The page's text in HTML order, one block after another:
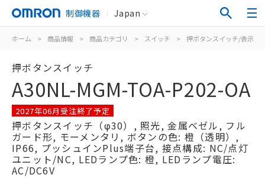
制御機器 Japan
ホーム > 商品情報 > 商品カテゴリ > スイッチ > 押ボタンスイッチ/表示灯
押ボタンスイッチ
A30NL-MGM-TOA-P202-OA
2027年06月受注終了予定
押ボタンスイッチ（φ30）, 照光, 金属ベゼル, フル
ガード形, モーメンタリ, ボタンの色: 橙（透明）,
IP66, プッシュインPlus端子台, 接点構成: NC/点灯
ユニット/NC, LEDランプ色: 橙, LEDランプ電圧:
AC/DC6V